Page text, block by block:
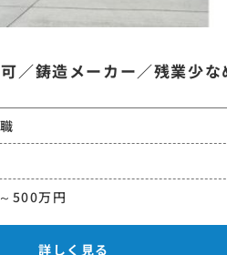
／鋳造メーカー／残業少な
500万円
詳しく見る